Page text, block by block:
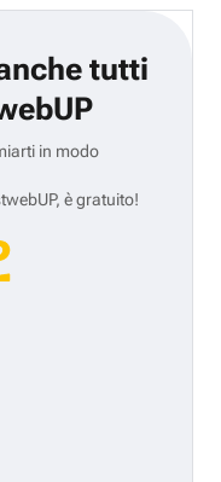
tutti
in modo
è gratuito!